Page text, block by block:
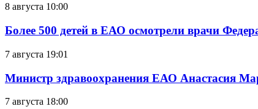
8 августа 10:00
Более 500 детей в ЕАО осмотрели врачи
7 августа 19:01
Министр здравоохранения ЕАО Анастасия
7 августа 18:00